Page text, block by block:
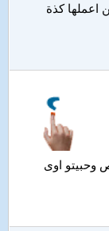
اعملها كذة
وحبيتو اوى